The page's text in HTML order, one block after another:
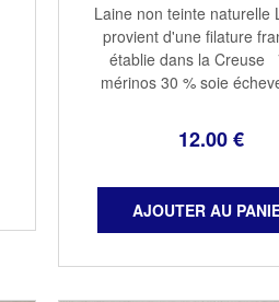
12.00€
Laine non teinte naturelle
provient d'une filature
établie dans la Creuse
mérinos 30 % soie
aiguilles : 3 à 4 Coloris :
Echantillon 10 cm2 =